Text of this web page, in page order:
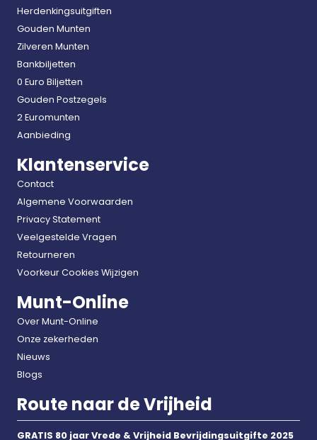
Herdenkingsuitgiften
Gouden Munten
Zilveren Munten
Bankbiljetten
0 Euro Biljetten
Gouden Postzegels
2 Euromunten
Aanbieding
Klantenservice
Contact
Algemene Voorwaarden
Privacy Statement
Veelgestelde Vragen
Retourneren
Voorkeur Cookies Wijzigen
Munt-Online
Over Munt-Online
Onze zekerheden
Nieuws
Blogs
Route naar de Vrijheid
GRATIS 80 jaar Vrede & Vrijheid Bevrijdingsuitgifte 2025